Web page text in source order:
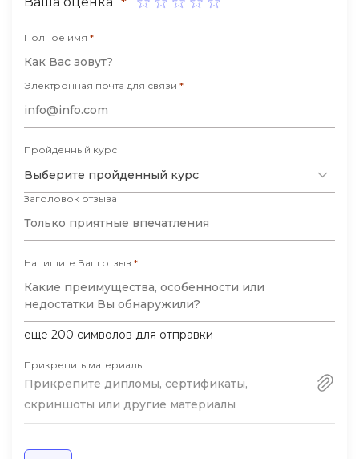
Полученных знаний хватило для создания
большой создателям курса! Всем, кто хочет
войти в мир программирования,
рекомендую начать именно с этой
Полное имя *
Электронная почта для связи *
Пройденный курс
Выберите пройденный курс
Заголовок отзыва
Напишите Ваш отзыв *
еще 200 символов для отправки
Прикрепить материалы
Прикрепите дипломы, сертификаты,
скриншоты или другие материалы